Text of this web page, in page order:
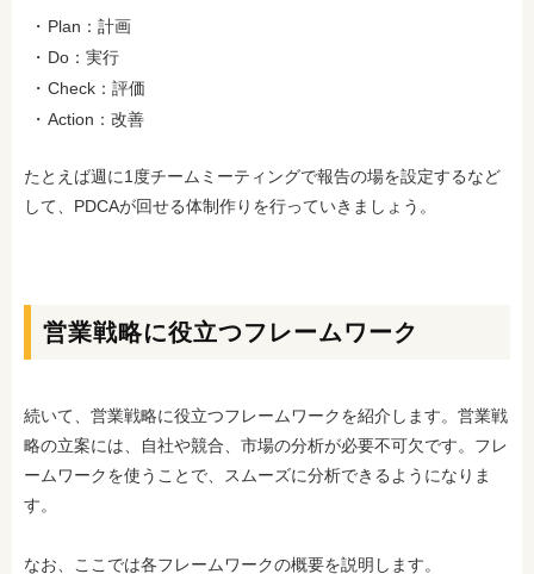
Plan：計画
Do：実行
Check：評価
Action：改善
たとえば週に1度チームミーティングで報告の場を設定するなど
して、PDCAが回せる体制作りを行っていきましょう。
営業戦略に役立つフレームワーク
続いて、営業戦略に役立つフレームワークを紹介します。営業戦
略の立案には、自社や競合、市場の分析が必要不可欠です。フレ
ームワークを使うことで、スムーズに分析できるようになりま
す。
なお、ここでは各フレームワークの概要を説明します。